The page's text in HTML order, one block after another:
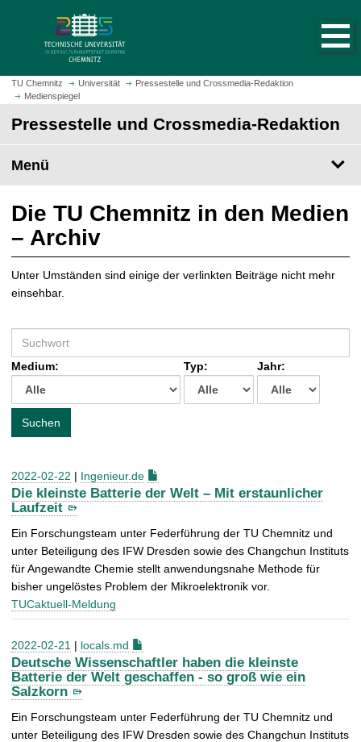
m
H
t
s
i
e
a
u
f
r
u
f
e
TU Chemnitz Universität
Pressestelle und Crossmedia-Redaktion
Medienspiegel
Pressestelle und Crossmedia-Redaktion
Menü
Die TU Chemnitz in den Medien
– Archiv
Unter Umständen sind einige der verlinkten Beiträge nicht mehr
einsehbar.
u
c
e
h
:
Medium: Typ: Jahr:
Suchen
2022-02-22 | Ingenieur.de
Die kleinste Batterie der Welt – Mit erstaunlicher
Laufzeit
Ein Forschungsteam unter Federführung der TU Chemnitz und
unter Beteiligung des IFW Dresden sowie des Changchun Instituts
für Angewandte Chemie stellt anwendungsnahe Methode für
bisher ungelöstes Problem der Mikroelektronik vor.
TUCaktuell-Meldung
2022-02-21 | locals.md
Deutsche Wissenschaftler haben die kleinste
Batterie der Welt geschaffen - so groß wie ein
Salzkorn
Ein Forschungsteam unter Federführung der TU Chemnitz und
unter Beteiligung des IFW Dresden sowie des Changchun Instituts